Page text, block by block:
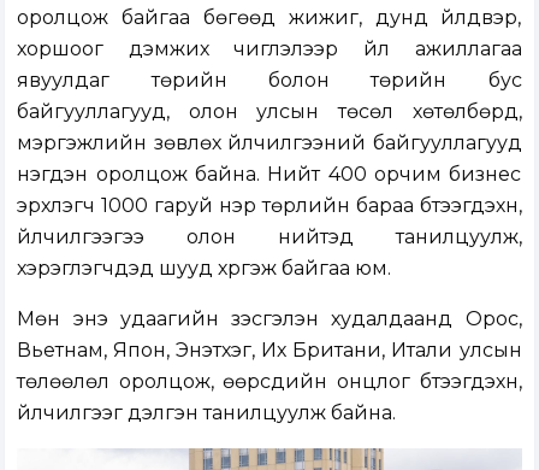
оролцож байгаа бөгөөд жижиг, дунд үйлдвэр,
хоршоог дэмжих чиглэлээр үйл ажиллагаа
явуулдаг төрийн болон төрийн бус
байгууллагууд, олон улсын төсөл хөтөлбөрүүд,
мэргэжлийн зөвлөх үйлчилгээний байгууллагууд
нэгдэн оролцож байна. Нийт 400 орчим бизнес
эрхлэгч 1000 гаруй нэр төрлийн бараа бүтээгдэхүүн,
үйлчилгээгээ олон нийтэд танилцуулж,
хэрэглэгчдэд шууд хүргэж байгаа юм.
Мөн энэ удаагийн үзэсгэлэн худалдаанд Орос,
Вьетнам, Япон, Энэтхэг, Их Британи, Итали улсын
төлөөлөл оролцож, өөрсдийн онцлог бүтээгдэхүүн,
үйлчилгээг дэлгэн танилцуулж байна.